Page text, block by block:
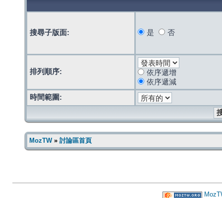
搜尋子版面: 是 否
排列順序:
依序遞增
依序遞減
時間範圍:
MozTW» 討論區首頁